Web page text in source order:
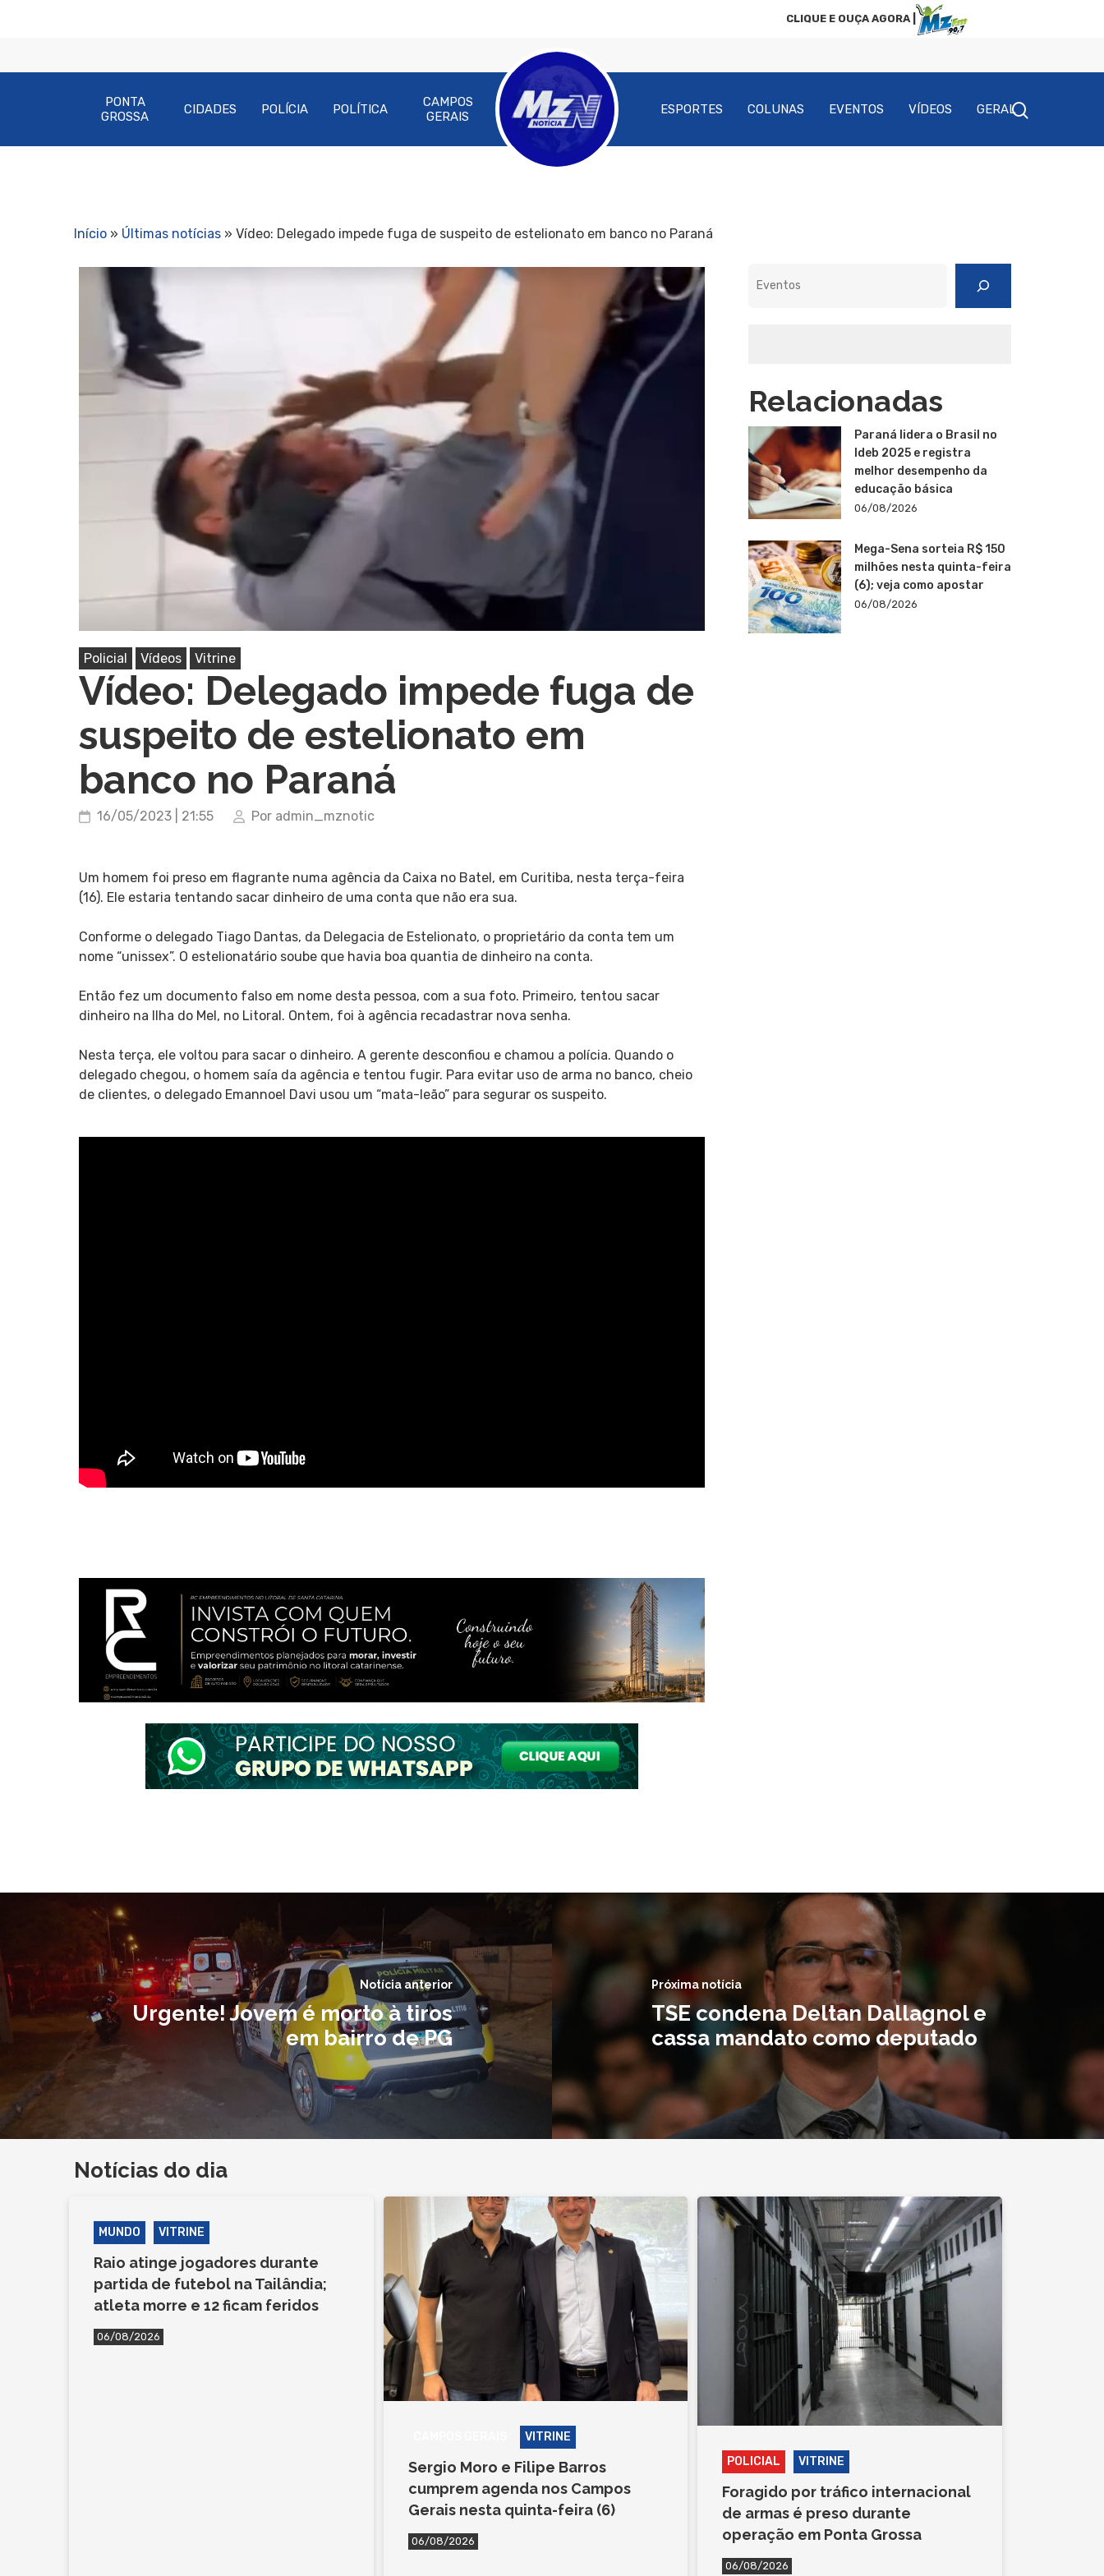
CLIQUE E OUÇA AGORA |
Pressione Enter para pesquisar ou ESC para fechar
PONTA
GROSSA
CIDADES POLÍCIA POLÍTICA
CAMPOS
GERAIS
ESPORTES COLUNAS EVENTOS VÍDEOS GERAL
Início » Últimas notícias » Vídeo: Delegado impede fuga de suspeito de estelionato em banco no Paraná
Policial Vídeos Vitrine
Vídeo: Delegado impede fuga de
suspeito de estelionato em
banco no Paraná
16/05/2023 | 21:55 Por admin_mznotic
Um homem foi preso em flagrante numa agência da Caixa no Batel, em Curitiba, nesta terça-feira
(16). Ele estaria tentando sacar dinheiro de uma conta que não era sua.
Conforme o delegado Tiago Dantas, da Delegacia de Estelionato, o proprietário da conta tem um
nome “unissex”. O estelionatário soube que havia boa quantia de dinheiro na conta.
Então fez um documento falso em nome desta pessoa, com a sua foto. Primeiro, tentou sacar
dinheiro na Ilha do Mel, no Litoral. Ontem, foi à agência recadastrar nova senha.
Nesta terça, ele voltou para sacar o dinheiro. A gerente desconfiou e chamou a polícia. Quando o
delegado chegou, o homem saía da agência e tentou fugir. Para evitar uso de arma no banco, cheio
de clientes, o delegado Emannoel Davi usou um “mata-leão” para segurar os suspeito.
Relacionadas
Paraná lidera o Brasil no
Ideb 2025 e registra
melhor desempenho da
educação básica
06/08/2026
Mega-Sena sorteia R$ 150
milhões nesta quinta-feira
(6); veja como apostar
06/08/2026
Notícia anterior
Urgente! Jovem é morto à tiros
em bairro de PG
Próxima notícia
TSE condena Deltan Dallagnol e
cassa mandato como deputado
Notícias do dia
MUNDO VITRINE
Raio atinge jogadores durante
partida de futebol na Tailândia;
atleta morre e 12 ficam feridos
06/08/2026
VITRINE
Sergio Moro e Filipe Barros
cumprem agenda nos Campos
Gerais nesta quinta-feira (6)
06/08/2026
POLICIAL VITRINE
Foragido por tráfico internacional
de armas é preso durante
operação em Ponta Grossa
06/08/2026